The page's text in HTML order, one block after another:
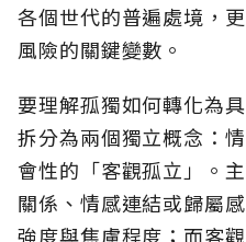
各個世代的普遍處境，
風險的關鍵變數。
要理解孤獨如何轉化為
拆分為兩個獨立概念：
會性的「客觀孤立」。
關係、情感連結或歸屬
強度與焦慮程度；而客